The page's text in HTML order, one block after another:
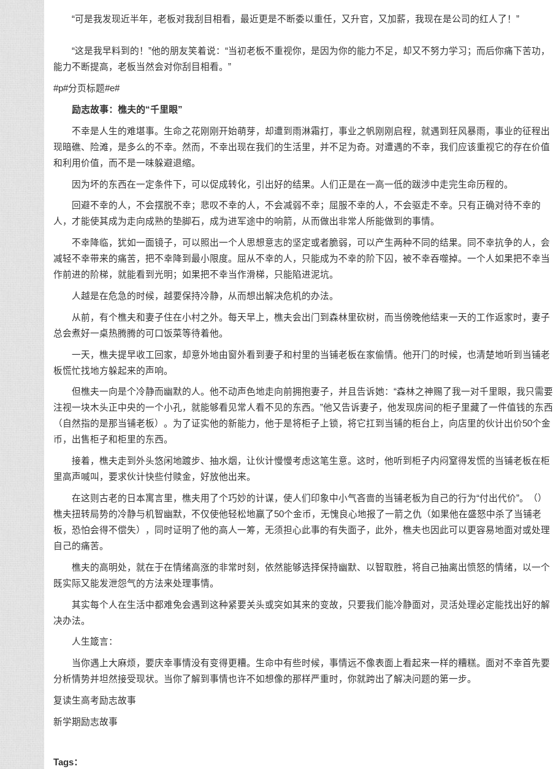
“可是我发现近半年，老板对我刮目相看，最近更是不断委以重任，又升官，又加薪，我现在是公司的红人了！”
“这是我早料到的！”他的朋友笑着说：“当初老板不重视你，是因为你的能力不足，却又不努力学习；而后你痛下苦功，
能力不断提高，老板当然会对你刮目相看。”
#p#分页标题#e#
励志故事：樵夫的“千里眼”
不幸是人生的难堪事。 生命之花刚刚开始萌芽，却遭到雨淋霜打，事业之帆刚刚启程，就遇到狂风暴雨，事业的征程出
现暗礁、险滩，是多么的不幸。然而，不幸出现在我们的生活里，并不足为奇。对遭遇的不幸，我们应该重视它的存在价值
和利用价值，而不是一味躲避退缩。
因为坏的东西在一定条件下，可以促成转化，引出好的结果。人们正是在一高一低的跋涉中走完生命历程的。
回避不幸的人，不会摆脱不幸；悲叹不幸的人，不会减弱不幸；屈服不幸的人，不会驱走不幸。只有正确对待不幸的
人，才能使其成为走向成熟的垫脚石，成为进军途中的响箭，从而做出非常人所能做到的事情。
不幸降临，犹如一面镜子，可以照出一个人思想意志的坚定或者脆弱，可以产生两种不同的结果。同不幸抗争的人，会
减轻不幸带来的痛苦，把不幸降到最小限度。屈从不幸的人，只能成为不幸的阶下囚，被不幸吞噬掉。一个人如果把不幸当
作前进的阶梯，就能看到光明；如果把不幸当作滑梯，只能陷进泥坑。
人越是在危急的时候，越要保持冷静，从而想出解决危机的办法。
从前，有个樵夫和妻子住在小村之外。每天早上，樵夫会出门到森林里砍树，而当傍晚他结束一天的工作返家时，妻子
总会煮好一桌热腾腾的可口饭菜等待着他。
一天，樵夫提早收工回家，却意外地由窗外看到妻子和村里的当铺老板在家偷情。他开门的时候，也清楚地听到当铺老
板慌忙找地方躲起来的声响。
但樵夫一向是个冷静而幽默的人。他不动声色地走向前拥抱妻子，并且告诉她：“森林之神赐了我一对千里眼，我只需要
注视一块木头正中央的一个小孔，就能够看见常人看不见的东西。”他又告诉妻子，他发现房间的柜子里藏了一件值钱的东西
（自然指的是那当铺老板）。为了证实他的新能力，他于是将柜子上锁，将它扛到当铺的柜台上，向店里的伙计出价50个金
币，出售柜子和柜里的东西。
接着，樵夫走到外头悠闲地踱步、抽水烟，让伙计慢慢考虑这笔生意。这时，他听到柜子内闷窒得发慌的当铺老板在柜
里高声喊叫，要求伙计快些付赎金，好放他出来。
在这则古老的日本寓言里，樵夫用了个巧妙的计谋，使人们印象中小气吝啬的当铺老板为自己的行为“付出代价”。（ ）
樵夫扭转局势的冷静与机智幽默，不仅使他轻松地赢了50个金币，无愧良心地报了一箭之仇（如果他在盛怒中杀了当铺老
板，恐怕会得不偿失），同时证明了他的高人一筹，无须担心此事的有失面子，此外，樵夫也因此可以更容易地面对或处理
自己的痛苦。
樵夫的高明处，就在于在情绪高涨的非常时刻，依然能够选择保持幽默、以智取胜，将自己抽离出愤怒的情绪，以一个
既实际又能发泄怨气的方法来处理事情。
其实每个人在生活中都难免会遇到这种紧要关头或突如其来的变故，只要我们能冷静面对，灵活处理必定能找出好的解
决办法。
人生箴言：
当你遇上大麻烦，要庆幸事情没有变得更糟。生命中有些时候，事情远不像表面上看起来一样的糟糕。面对不幸首先要
分析情势并坦然接受现状。当你了解到事情也许不如想像的那样严重时，你就跨出了解决问题的第一步。
复读生高考励志故事
新学期励志故事
Tags：